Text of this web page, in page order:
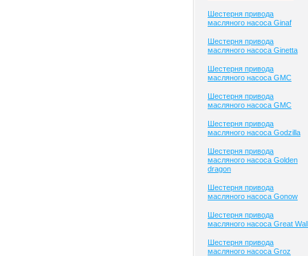
Шестерня привода
масляного насоса Ginaf
Шестерня привода
масляного насоса Ginetta
Шестерня привода
масляного насоса GMC
Шестерня привода
масляного насоса GMC
Шестерня привода
масляного насоса Godzilla
Шестерня привода
масляного насоса Golden
dragon
Шестерня привода
масляного насоса Gonow
Шестерня привода
масляного насоса Great Wall
Шестерня привода
масляного насоса Groz